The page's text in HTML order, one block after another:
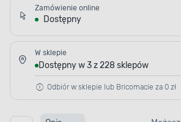
Zamówienie online
Dostępny
W sklepie
Dostępny w 3 z 228 sklepów
Odbiór w sklepie lub Bricomacie za 0 zł